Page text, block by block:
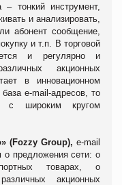
– тонкий инструмент,
и анализировать,
абонент сообщение,
и т.п. В торговой
и регулярно и
акционных
в инновационном
е-mail-адресов, то
с широким кругом
(Fozzy Group), e-mail
о предложения сети: о
товарах, о
ых акционных